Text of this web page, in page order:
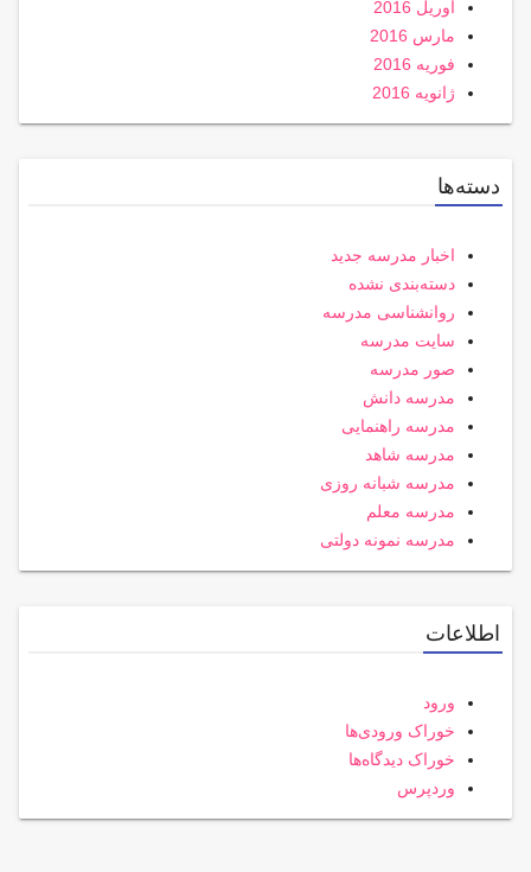
آوریل 2016
مارس 2016
فوریه 2016
ژانویه 2016
دسته‌ها
اخبار مدرسه جدید
دسته‌بندی نشده
روانشناسی مدرسه
سایت مدرسه
صور مدرسه
مدرسه دانش
مدرسه راهنمایی
مدرسه شاهد
مدرسه شبانه روزی
مدرسه معلم
مدرسه نمونه دولتی
اطلاعات
ورود
خوراک ورودی‌ها
خوراک دیدگاه‌ها
وردپرس